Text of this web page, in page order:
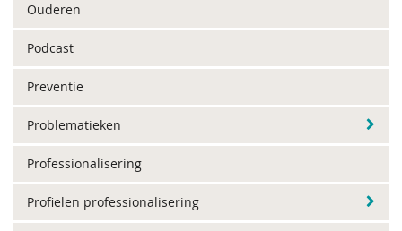
Ouderen
Podcast
Preventie
Problematieken
Professionalisering
Profielen professionalisering